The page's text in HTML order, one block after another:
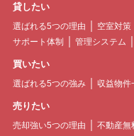
貸したい
選ばれる5つの理由 空室対策
サポート体制
管理システム
買いたい
選ばれる5つの強み 収益物件
売りたい
売却強い5つの理由 不動産無